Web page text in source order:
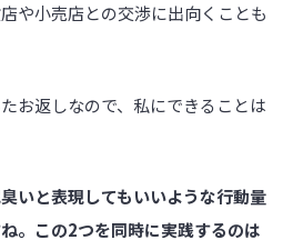
や小売店との交渉に出向くことも
お返しなので、私にできることは
臭いと表現してもいいような行動量
。この2つを同時に実践するのは